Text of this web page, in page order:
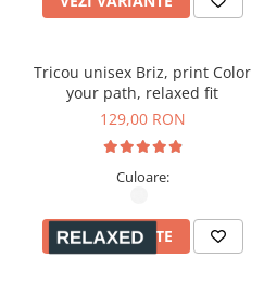
Tricou unisex Briz, print Color
your path, relaxed fit
129,00 RON
Culoare:
VEZI VARIANTE